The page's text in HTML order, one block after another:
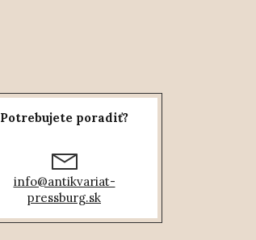
Potrebujete poradiť?
info@antikvariat-
pressburg.sk